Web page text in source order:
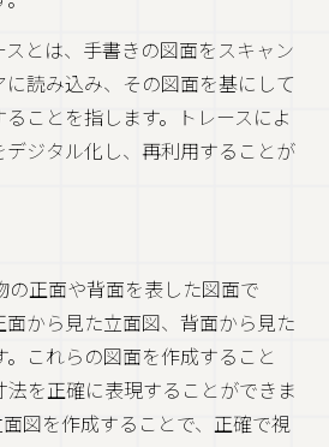
とは、手書きの図面をスキャン
に読み込み、その図面を基にして
ことを指します。トレースによ
デジタル化し、再利用することが
正面や背面を表した図面で
から見た立面図、背面から見た
これらの図面を作成すること
を正確に表現することができま
図を作成することで、正確で視